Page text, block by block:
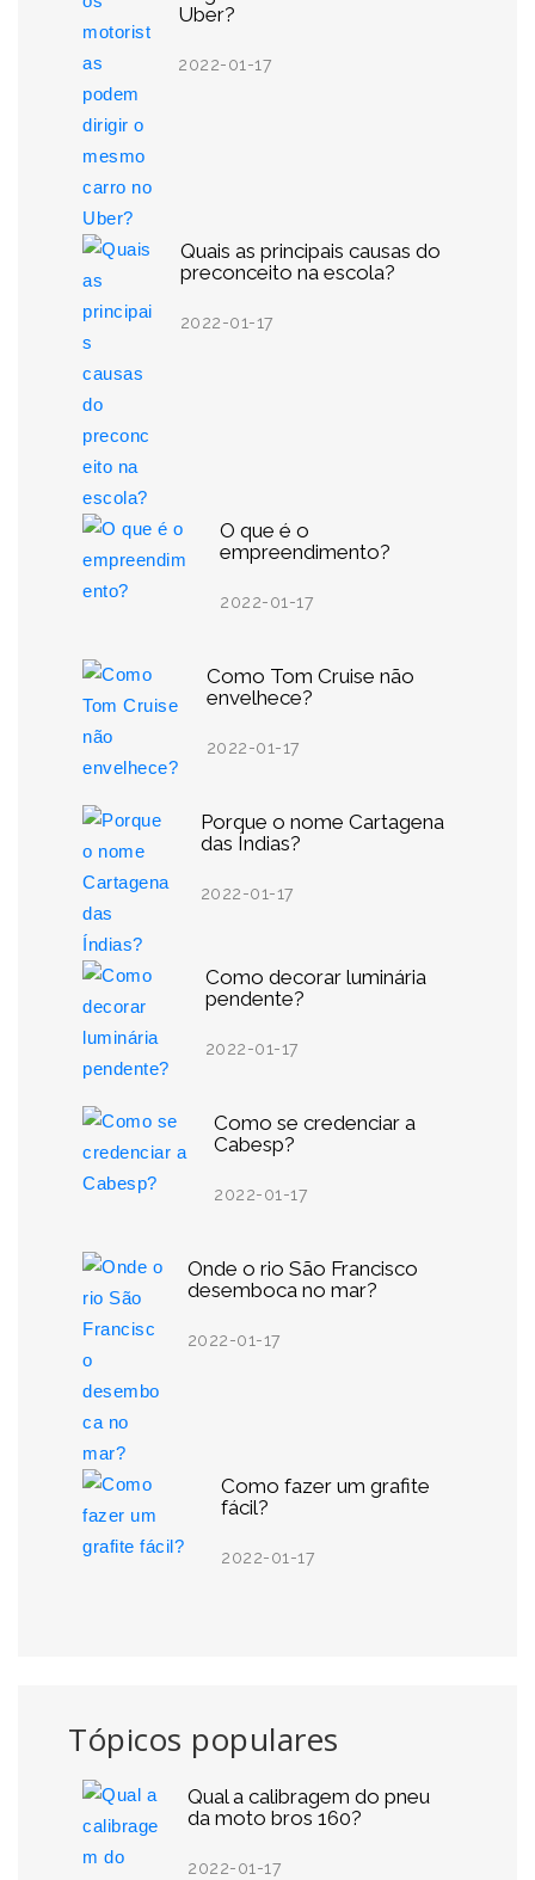
Uber?
2022-01-17
Quais as principais causas do
preconceito na escola?
2022-01-17
O que é o
empreendimento?
2022-01-17
Como Tom Cruise não
envelhece?
2022-01-17
Porque o nome Cartagena
das Índias?
2022-01-17
Como decorar luminária
pendente?
2022-01-17
Como se credenciar a
Cabesp?
2022-01-17
Onde o rio São Francisco
desemboca no mar?
2022-01-17
Como fazer um grafite
fácil?
2022-01-17
Tópicos populares
Qual a calibragem do pneu
da moto bros 160?
2022-01-17